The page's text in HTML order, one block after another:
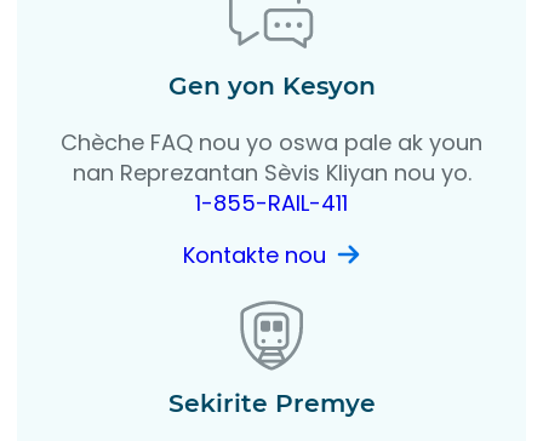
Gen yon Kesyon
Chèche FAQ nou yo oswa pale ak youn
nan Reprezantan Sèvis Kliyan nou yo.
1-855-RAIL-411
Kontakte nou
Sekirite Premye